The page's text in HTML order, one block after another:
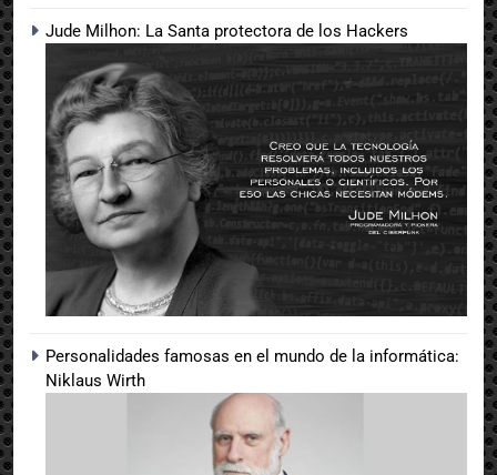
Jude Milhon: La Santa protectora de los Hackers
Personalidades famosas en el mundo de la informática:
Niklaus Wirth